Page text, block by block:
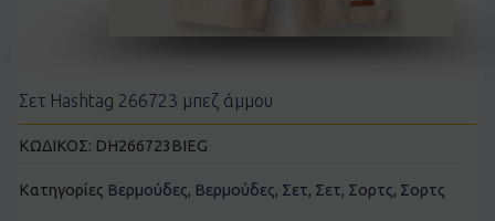
Σετ Hashtag 266723 μπεζ άμμου
ΚΩΔΙΚΟΣ: DH266723BIEG
Κατηγορίες Βερμούδες, Βερμούδες, Σετ, Σετ, Σορτς, Σορτς